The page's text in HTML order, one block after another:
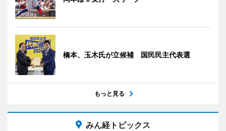
橋本、玉木氏が立候補 国民民主代表選
もっと見る
みん経トピックス